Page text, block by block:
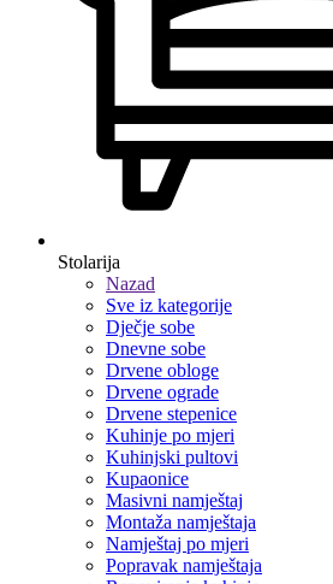
Stolarija
Nazad
Sve iz kategorije
Dječje sobe
Dnevne sobe
Drvene obloge
Drvene ograde
Drvene stepenice
Kuhinje po mjeri
Kuhinjski pultovi
Kupaonice
Masivni namještaj
Montaža namještaja
Namještaj po mjeri
Popravak namještaja